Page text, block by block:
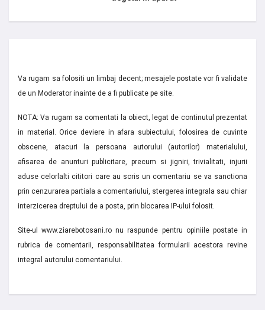
Va rugam sa folositi un limbaj decent; mesajele postate vor fi validate
de un Moderator inainte de a fi publicate pe site.
NOTA: Va rugam sa comentati la obiect, legat de continutul prezentat
in material. Orice deviere in afara subiectului, folosirea de cuvinte
obscene, atacuri la persoana autorului (autorilor) materialului,
afisarea de anunturi publicitare, precum si jigniri, trivialitati, injurii
aduse celorlalti cititori care au scris un comentariu se va sanctiona
prin cenzurarea partiala a comentariului, stergerea integrala sau chiar
interzicerea dreptului de a posta, prin blocarea IP-ului folosit.
Site-ul www.ziarebotosani.ro nu raspunde pentru opiniile postate in
rubrica de comentarii, responsabilitatea formularii acestora revine
integral autorului comentariului.